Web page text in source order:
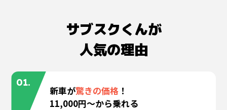
サブスクくんが
人気の理由
01.
新車が驚きの価格 ！
11,000円〜から乗れる